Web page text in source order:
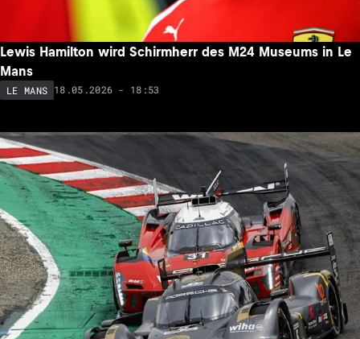
Lewis Hamilton wird Schirmherr des M24 Museums in Le
Mans
LE MANS 18.05.2026 - 18:53